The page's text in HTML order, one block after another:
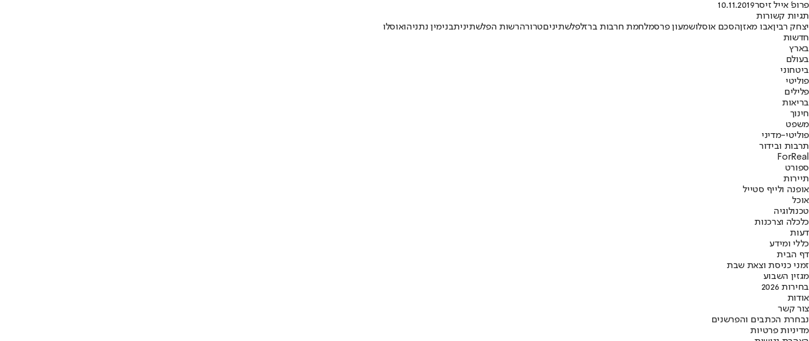
פרופ' אייל זיסר10.11.2019
תגיות קשורות
יצחק רביןאבו מאזןהסכם אוסלושמעון פרסמלחמת חרבות ברזלפלשתיניםטרורהרשות הפלשתיניתבנימין נתניהואוסלו
חדשות
בארץ
בעולם
ביטחוני
פוליטי
פלילים
בריאות
חינוך
משפט
פוליטי-מדיני
תרבות ובידור
ForReal
ספורט
תיירות
אופנה ולייף סטייל
אוכל
טכנולוגיה
כלכלה וצרכנות
דעות
כללי ומידע
דף הבית
זמני כניסת וצאת שבת
מגזין השבוע
בחירות 2026
אודות
צור קשר
נבחרת הכתבים והפרשנים
מדיניות פרטיות